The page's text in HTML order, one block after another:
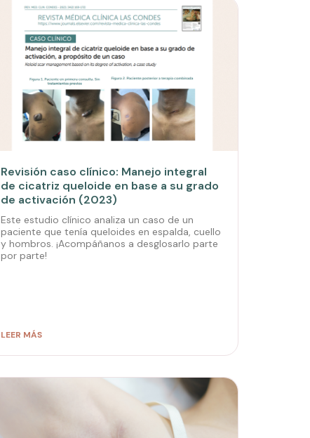
Revisión caso clínico: Manejo integral
de cicatriz queloide en base a su grado
de activación (2023)
Este estudio clínico analiza un caso de un
paciente que tenía queloides en espalda, cuello
y hombros. ¡Acompáñanos a desglosarlo parte
por parte!
LEER MÁS